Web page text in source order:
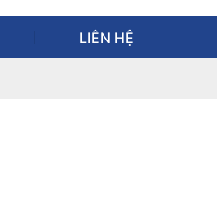
LIÊN HỆ